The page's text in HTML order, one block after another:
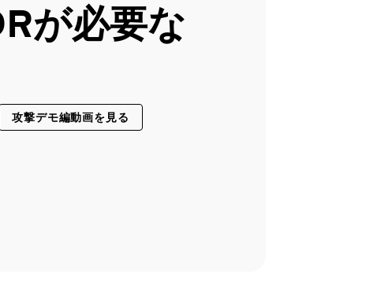
が必要な
攻撃デモ編動画を見る